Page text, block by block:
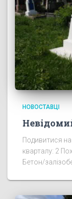
НОВОСТАВЦІ
Подивитися
кварталу: 2
Бетон/